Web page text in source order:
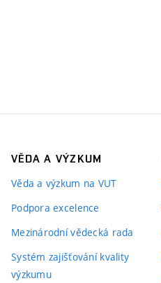
VĚDA A VÝZKUM
Věda a výzkum na VUT
Podpora excelence
Mezinárodní vědecká rada
Systém zajišťování kvality
výzkumu